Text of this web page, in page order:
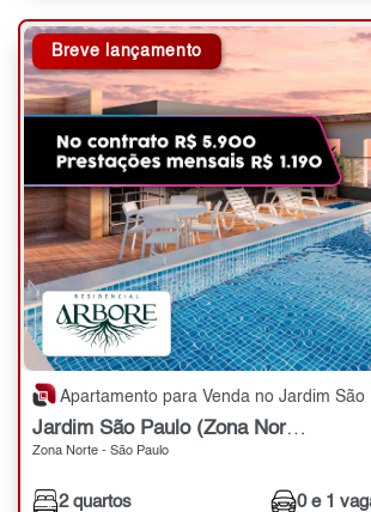
Breve lançamento
Apartamento para Venda no Jardim São Paulo (Zona Norte)
Jardim São Paulo (Zona Norte)
Zona Norte - São Paulo
2 quartos 0 e 1